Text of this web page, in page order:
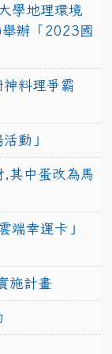
學地理環境
辦「2023國
料理爭霸
動」
其中蛋改為馬
端幸運卡」
施計畫